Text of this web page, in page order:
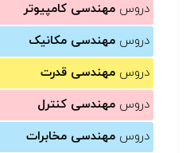
دروس مهندسی کامپیوتر
دروس مهندسی مکانیک
دروس مهندسی قدرت
دروس مهندسی کنترل
دروس مهندسی مخابرات